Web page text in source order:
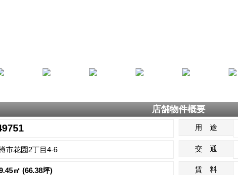
店舗物件概要
用 途
市花園2丁目4-6 交 通
㎡ (66.38坪) 賃 料